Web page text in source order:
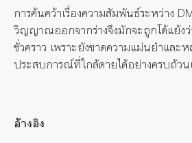
การค้นคว้าเรื่องความสัมพันธ์ระหว่าง
วิญญาณออกจากร่างจึงมักจะถูกโต้แย้ง
ชั่วคราว เพราะยังขาดความแม่นยำและ
ประสบการณ์ที่ใกล้ตายได้อย่างครบถ้วน
อ้างอิง